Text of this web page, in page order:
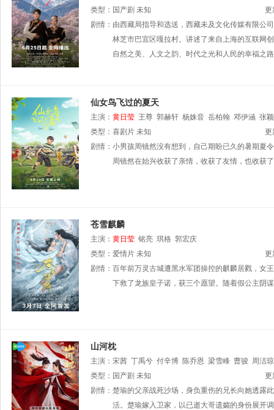
类型： 国产剧 未知
更
剧情： 由西藏局指导和选送，西藏未及文化传媒有限公
林芝市巴宜区嘎拉村。讲述了来自上海的互联网
自然之美、人文之韵、时代之光和人民的幸福之
仙女鸟飞过的夏天
主演： 黄日莹 王尊 郭赫轩 杨姝音 岳柏翰 邓伊涵 张
类型： 喜剧片 未知
更
剧情： 小男孩周镜然没有想到，自己期盼已久的暑期夏
周镜然在始兴收获了亲情，收获了友情，也收获
苍雪麒麟
主演： 黄日莹 铭亮 琪格 郭宏庆
类型： 爱情片 未知
更
剧情： 百年前万灵古城遭黑水军团操控的麒麟居戮，女
下救了龙族皇子诺，获三个愿望。随着假公主阴
山河枕
主演： 宋茜 丁禹兮 付辛博 陈乔恩 梁雪峰 曹骏 周洁琼
卓君 赵诗意 邵伟桐
类型： 国产剧 未知
更
剧情： 楚瑜的父亲战死沙场，身负重伤的兄长向她透露
活。楚瑜嫁入卫家，以已逝大哥遗孀的身份展开